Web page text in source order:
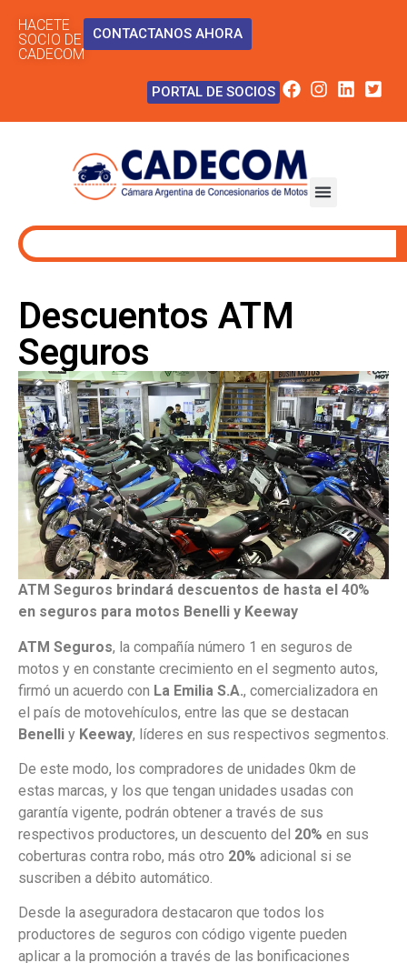
HACETE
SOCIO DE
CADECOM
CONTACTANOS AHORA
PORTAL DE SOCIOS
Descuentos ATM
Seguros
ATM Seguros brindará descuentos de hasta el 40%
en seguros para motos Benelli y Keeway
ATM Seguros, la compañía número 1 en seguros de
motos y en constante crecimiento en el segmento autos,
firmó un acuerdo con La Emilia S.A., comercializadora en
el país de motovehículos, entre las que se destacan
Benelli y Keeway, líderes en sus respectivos segmentos.
De este modo, los compradores de unidades 0km de
estas marcas, y los que tengan unidades usadas con
garantía vigente, podrán obtener a través de sus
respectivos productores, un descuento del 20% en sus
coberturas contra robo, más otro 20% adicional si se
suscriben a débito automático.
Desde la aseguradora destacaron que todos los
productores de seguros con código vigente pueden
aplicar a la promoción a través de las bonificaciones